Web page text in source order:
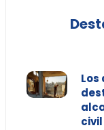
Los
civil